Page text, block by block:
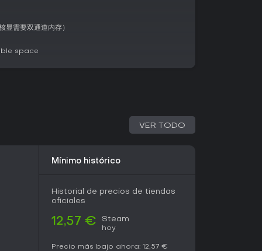
de 九州, el juego presenta lugares como
oportunidades únicas de crecimiento. Las
en grupos dedicados a compartir
nuevos jugadores.
con profundidad estratégica,觅长生ofrece
si disfrutas los temas de cultivo inmortal y
una calificación Very Positive de más de
recientes, que resaltan sus sistemas
opción, aunque la falta de soporte en inglés
需要双通道内存）
space
VER TODO
Mínimo histórico
Historial de precios de tiendas
oficiales
12,57 € Steam
hoy
Precio más bajo ahora: 12,57 €